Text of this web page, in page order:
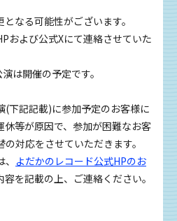
なる可能性がございます。
および公式Xにて連絡させていた
は開催の予定です。
(下記記載)に参加予定のお客様に
休等が原因で、参加が困難なお客
対応をさせていただきます。
よだかのレコード公式HPのお
容を記載の上、ご連絡ください。